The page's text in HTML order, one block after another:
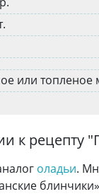
или топленое
к рецепту "
оладьи.